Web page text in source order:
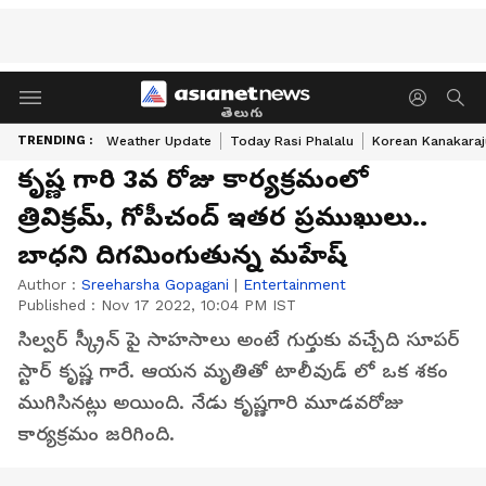
తెలుగు
TRENDING : Weather Update Today Rasi Phalalu Korean
కృష్ణ గారి 3వ రోజు కార్యక్రమంలో
త్రివిక్రమ్, గోపీచంద్ ఇతర ప్రముఖులు..
బాధని దిగమింగుతున్న మహేష్
Author : Sreeharsha Gopagani | Entertainment
Published : Nov 17 2022, 10:04 PM IST
సిల్వర్ స్క్రీన్ పై సాహసాలు అంటే గుర్తుకు వచ్చేది సూపర్
స్టార్ కృష్ణ గారే. ఆయన మృతితో టాలీవుడ్ లో ఒక శకం
ముగిసినట్లు అయింది. నేడు కృష్ణగారి మూడవరోజు
కార్యక్రమం జరిగింది.